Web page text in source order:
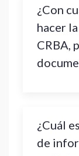
¿Con
hacer
CRBA,
¿Cuál
de